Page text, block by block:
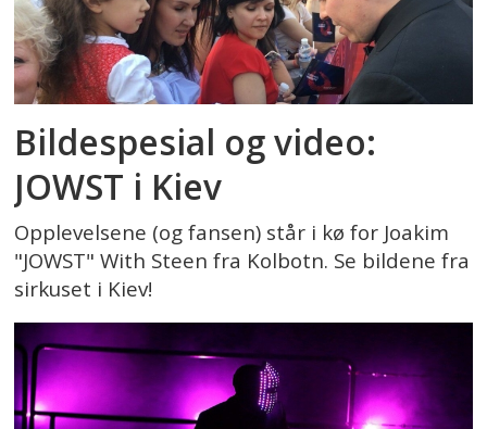
Bildespesial og video:
JOWST i Kiev
Opplevelsene (og fansen) står i kø for Joakim
"JOWST" With Steen fra Kolbotn. Se bildene fra
sirkuset i Kiev!